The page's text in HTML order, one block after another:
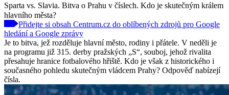
Sparta vs. Slavia. Bitva o Prahu v číslech. Kdo je skutečným králem
hlavního města?
Přidejte si obsah Centrum.cz do oblíbených zdrojů pro Google
hledání a Google zprávy
Je to bitva, jež rozděluje hlavní město, rodiny i přátele. V neděli je
na programu již 315. derby pražských „S“, souboj, jehož rivalita
přesahuje hranice fotbalového hřiště. Kdo je však z historického i
současného pohledu skutečným vládcem Prahy? Odpověď nabízejí
čísla.